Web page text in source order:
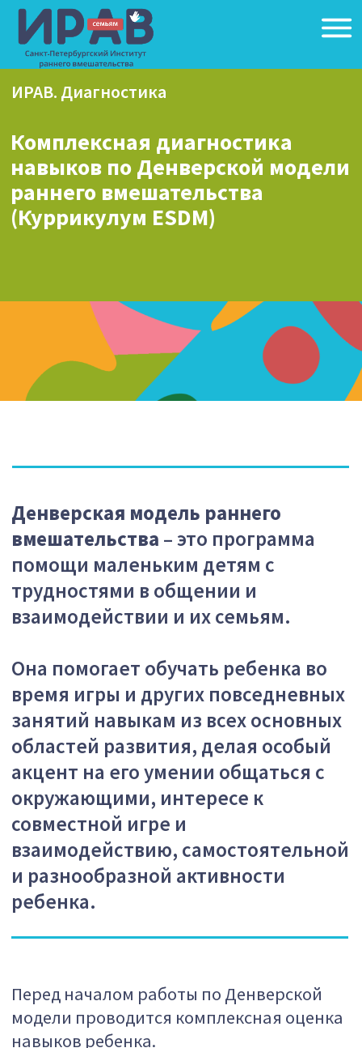
Комплексная диагностика
навыков по Денверской модели
раннего вмешательства
(Куррикулум ESDM)
ИРАВ. Диагностика
Денверская модель раннего
вмешательства –
это программа
помощи маленьким детям с
занятий навыкам из всех основных
областей развития, делая особый
акцент на его умении общаться с
окружающими, интересе к
совместной игре и
взаимодействию, самостоятельной
и разнообразной активности
Перед началом работы по Денверской
модели проводится комплексная оценка
навыков ребенка.
Цель такой оценки– уточнить
особенности развития навыков ребенка
во всех ключевых областях и определить
те навыки, которые находятся в так
называемой «зоне ближайшего
развития», то есть те навыки, которые
ребенок сможет эффективно осваивать
уже в ближайшее время.